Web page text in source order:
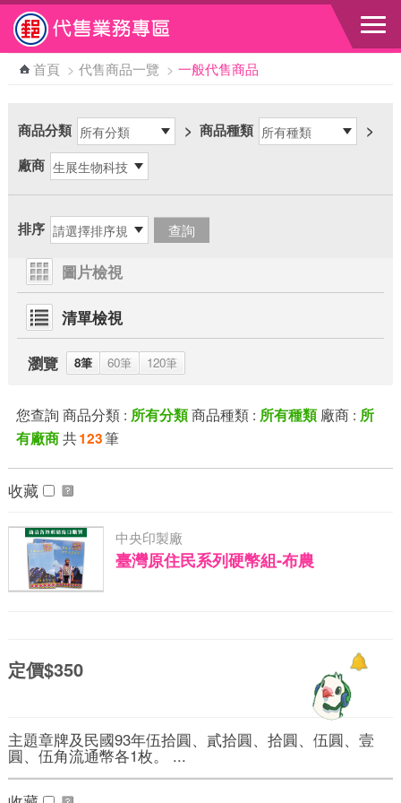
跳到主要內容區塊
首頁 > 代售商品一覽 > 一般代售商品
商品分類 > 商品種類
>
廠商
排序
圖片檢視
清單檢視
瀏覽 8筆 60筆 120筆
您查詢 商品分類 : 所有分類商品種類 : 所有種類廠商 : 所
有廠商共123筆
收藏
中央印製廠
臺灣原住民系列硬幣組-布農
定價$350
主題章牌及民國93年伍拾圓、貳拾圓、拾圓、伍圓、壹
圓、伍角流通幣各1枚。 ...